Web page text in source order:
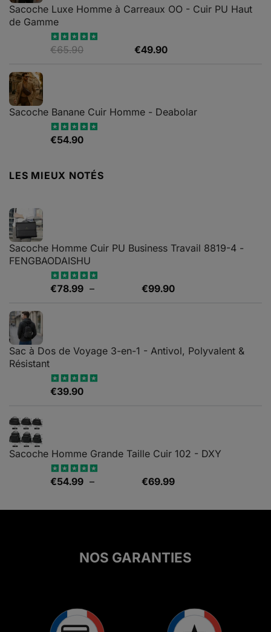
Sacoche Luxe Homme à Carreaux OO - Cuir PU Haut
de Gamme
Note4.82
€65.90 €49.90Le
Sacoche Banane Cuir Homme - Deabolar
Note4.79
€54.90
LES MIEUX NOTÉS
Sacoche Homme Cuir PU Business Travail 8819-4 -
FENGBAODAISHU
Note5.00
€78.99 – €99.90Plage
€99.90
Sac à Dos de Voyage 3-en-1 - Antivol, Polyvalent &
Résistant
Note5.00
€39.90
Sacoche Homme Grande Taille Cuir 102 - DXY
Note5.00
€54.99 – €69.99Plage
NOS GARANTIES